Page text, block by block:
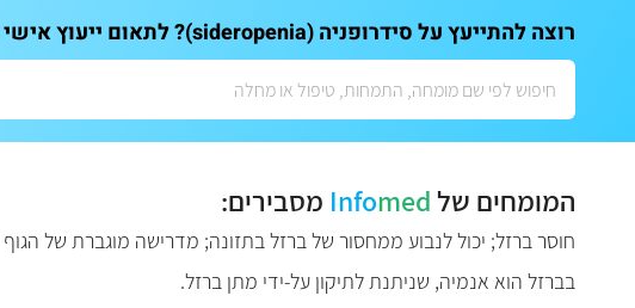
רוצה להתייעץ על סידרופניה (sideropenia)? לתאום ייעוץ אישי עם המומחים שלנו:
המומחים של Infomed מסבירים:
חוסר ברזל; יכול לנבוע ממחסור של ברזל בתזונה; מדרישה מוגברת של
בברזל הוא אנמיה, שניתנת לתיקון על-ידי מתן ברזל.